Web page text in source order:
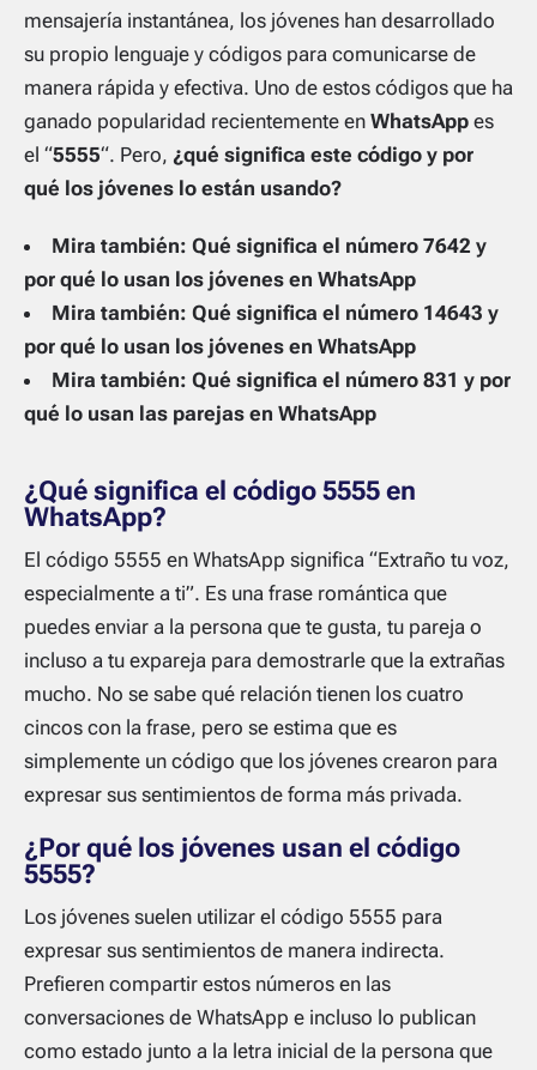
mensajería instantánea, los jóvenes han desarrollado
su propio lenguaje y códigos para comunicarse de
manera rápida y efectiva. Uno de estos códigos que ha
ganado popularidad recientemente en WhatsApp es
el “5555“. Pero, ¿qué significa este código y por
qué los jóvenes lo están usando?
Mira también: Qué significa el número 7642 y
por qué lo usan los jóvenes en WhatsApp
Mira también: Qué significa el número 14643 y
por qué lo usan los jóvenes en WhatsApp
Mira también: Qué significa el número 831 y por
qué lo usan las parejas en WhatsApp
¿Qué significa el código 5555 en
WhatsApp?
El código 5555 en WhatsApp significa “Extraño tu voz,
especialmente a ti”. Es una frase romántica que
puedes enviar a la persona que te gusta, tu pareja o
incluso a tu expareja para demostrarle que la extrañas
mucho. No se sabe qué relación tienen los cuatro
cincos con la frase, pero se estima que es
simplemente un código que los jóvenes crearon para
expresar sus sentimientos de forma más privada.
¿Por qué los jóvenes usan el código
5555?
Los jóvenes suelen utilizar el código 5555 para
expresar sus sentimientos de manera indirecta.
Prefieren compartir estos números en las
conversaciones de WhatsApp e incluso lo publican
como estado junto a la letra inicial de la persona que